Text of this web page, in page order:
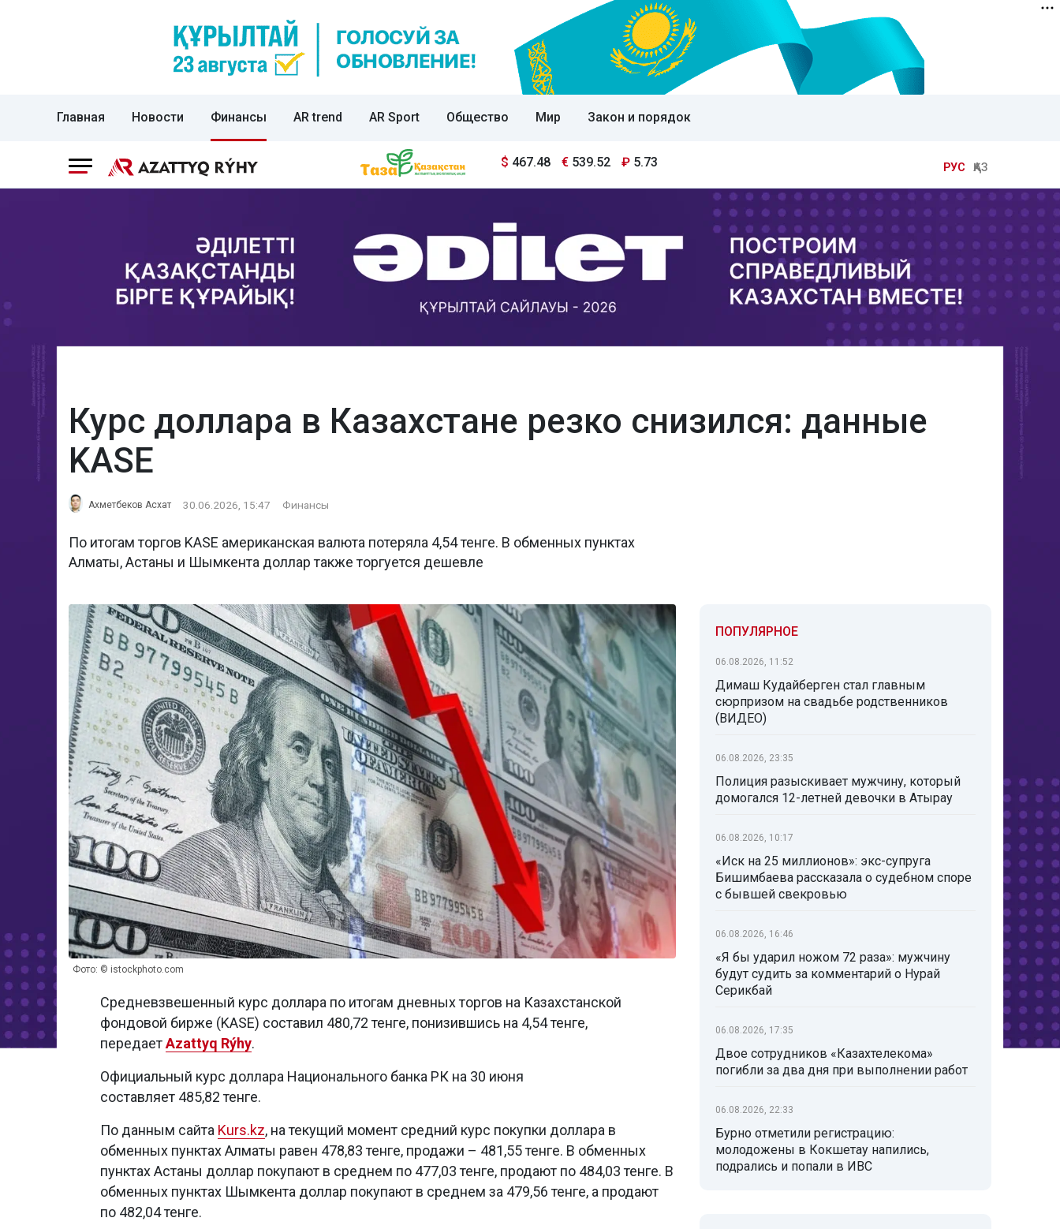
Главная Новости Финансы AR trend AR Sport Общество Мир Закон и порядок
$ 467.48 € 539.52 ₽ 5.73 РУС ҚАЗ
Курс доллара в Казахстане резко снизился: данные
KASE
Ахметбеков Асхат 30.06.2026, 15:47 Финансы
По итогам торгов KASE американская валюта потеряла 4,54 тенге. В обменных пунктах
Алматы, Астаны и Шымкента доллар также торгуется дешевле
Фото: © istockphoto.com
Средневзвешенный курс доллара по итогам дневных торгов на Казахстанской
фондовой бирже (KASE) составил 480,72 тенге, понизившись на 4,54 тенге,
передаетAzattyq Rýhy.
Официальный курс доллара Национального банка РК на 30 июня
составляет 485,82 тенге.
По данным сайта Kurs.kz, на текущий момент средний курс покупки доллара в
обменных пунктах Алматы равен 478,83 тенге, продажи – 481,55 тенге. В обменных
пунктах Астаны доллар покупают в среднем по 477,03 тенге, продают по 484,03 тенге. В
обменных пунктах Шымкента доллар покупают в среднем за 479,56 тенге, а продают
по 482,04 тенге.
ПОПУЛЯРНОЕ
06.08.2026, 11:52
Димаш Кудайберген стал главным
сюрпризом на свадьбе родственников
(ВИДЕО)
06.08.2026, 23:35
Полиция разыскивает мужчину, который
домогался 12-летней девочки в Атырау
06.08.2026, 10:17
«Иск на 25 миллионов»: экс-супруга
Бишимбаева рассказала о судебном споре
с бывшей свекровью
06.08.2026, 16:46
«Я бы ударил ножом 72 раза»: мужчину
будут судить за комментарий о Нурай
Серикбай
06.08.2026, 17:35
Двое сотрудников «Казахтелекома»
погибли за два дня при выполнении работ
06.08.2026, 22:33
Бурно отметили регистрацию:
молодожены в Кокшетау напились,
подрались и попали в ИВС